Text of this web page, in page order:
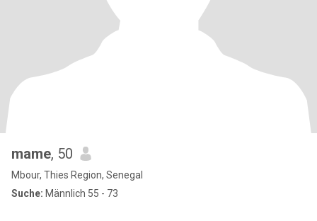
mame, 50
Mbour, Thies Region, Senegal
Suche: Männlich 55 - 73